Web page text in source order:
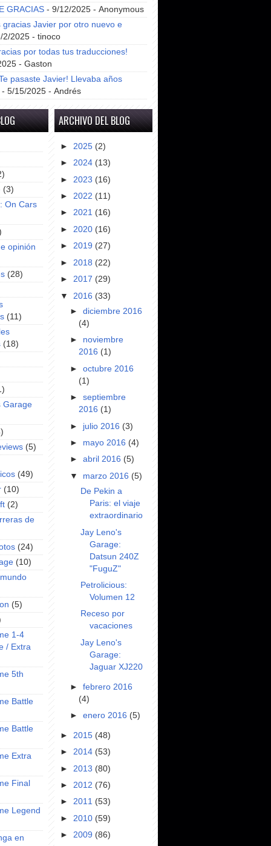
GRACIAS - 9/12/2025 - Anonymous
gracias Javier por otro nuevo e
2025 - tinoco
por todas tus traducciones!
- Gaston
pasaste Javier! Llevaba años
- 5/15/2025 - Andrés
(3)
On Cars
opinión
(28)
(11)
(18)
Garage
(5)
(49)
(10)
(2)
de
(24)
(10)
(5)
1-4
/ Extra
5th
Battle
Battle
Extra
Final
Legend
en
ARCHIVO DEL BLOG
► 2025 (2)
► 2024 (13)
► 2023 (16)
► 2022 (11)
► 2021 (16)
► 2020 (16)
► 2019 (27)
► 2018 (22)
► 2017 (29)
▼ 2016 (33)
►diciembre 2016
(4)
► noviembre
2016 (1)
►octubre 2016
(1)
►septiembre
2016 (1)
► julio 2016 (3)
► mayo 2016 (4)
►abril 2016 (5)
▼ marzo 2016 (5)
De Pekin a
Paris: el viaje
extraordinario
Jay Leno's
Garage:
Datsun 240Z
"FuguZ"
Petrolicious:
Volumen 12
Receso por
vacaciones
Jay Leno's
Garage:
Jaguar XJ220
►febrero 2016
(4)
►enero 2016 (5)
► 2015 (48)
► 2014 (53)
► 2013 (80)
► 2012 (76)
► 2011 (53)
► 2010 (59)
► 2009 (86)